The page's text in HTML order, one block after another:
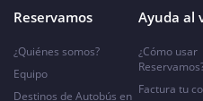
Reservamos
¿Quiénes somos?
Equipo
Destinos de Autobús en
Ayuda al
¿Cómo usar
Factura tu